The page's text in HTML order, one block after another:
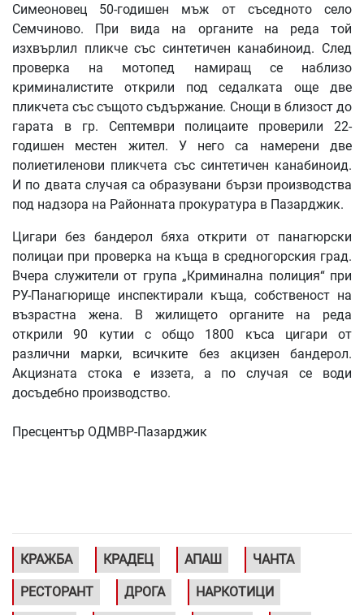
Симеоновец 50-годишен мъж от съседното село
Семчиново. При вида на органите на реда той
изхвърлил пликче със синтетичен канабиноид. След
проверка на мотопед намиращ се наблизо
криминалистите открили под седалката още две
пликчета със същото съдържание. Снощи в близост до
гарата в гр. Септември полицаите проверили 22-
годишен местен жител. У него са намерени две
полиетиленови пликчета със синтетичен канабиноид.
И по двата случая са образувани бързи производства
под надзора на Районната прокуратура в Пазарджик.
Цигари без бандерол бяха открити от панагюрски
полицаи при проверка на къща в средногорския град.
Вчера служители от група „Криминална полиция“ при
РУ-Панагюрище инспектирали къща, собственост на
възрастна жена. В жилището органите на реда
открили 90 кутии с общо 1800 къса цигари от
различни марки, всичките без акцизен бандерол.
Акцизната стока е иззета, а по случая се води
досъдебно производство.
Пресцентър ОДМВР-Пазарджик
КРАЖБА КРАДЕЦ АПАШ ЧАНТА
РЕСТОРАНТ ДРОГА НАРКОТИЦИ